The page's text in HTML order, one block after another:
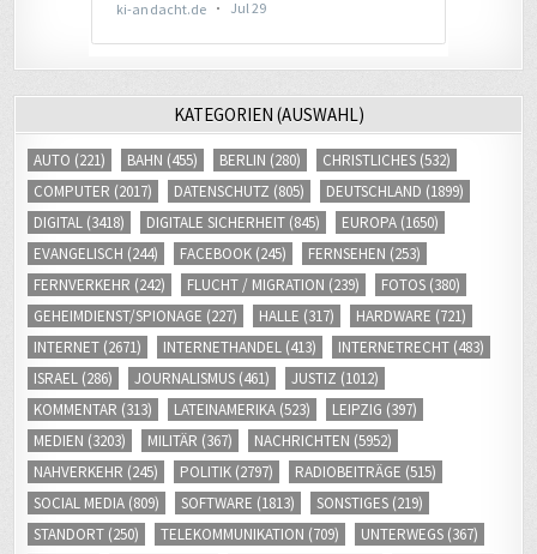
KATEGORIEN (AUSWAHL)
AUTO (221) BAHN (455) BERLIN (280) CHRISTLICHES (532)
COMPUTER (2017) DATENSCHUTZ (805) DEUTSCHLAND (1899)
DIGITAL (3418) DIGITALE SICHERHEIT (845) EUROPA (1650)
EVANGELISCH (244) FACEBOOK (245) FERNSEHEN (253)
FERNVERKEHR (242) FLUCHT / MIGRATION (239) FOTOS (380)
GEHEIMDIENST/SPIONAGE (227) HALLE (317) HARDWARE (721)
INTERNET (2671) INTERNETHANDEL (413) INTERNETRECHT (483)
ISRAEL (286) JOURNALISMUS (461) JUSTIZ (1012)
KOMMENTAR (313) LATEINAMERIKA (523) LEIPZIG (397)
MEDIEN (3203) MILITÄR (367) NACHRICHTEN (5952)
NAHVERKEHR (245) POLITIK (2797) RADIOBEITRÄGE (515)
SOCIAL MEDIA (809) SOFTWARE (1813) SONSTIGES (219)
STANDORT (250) TELEKOMMUNIKATION (709) UNTERWEGS (367)